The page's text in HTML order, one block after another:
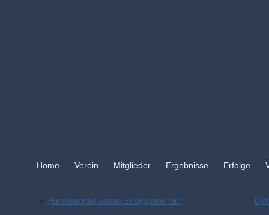
Home Verein Mitglieder Ergebnisse Erfolge
« „Hundesportler setzen Erfolgsserie fort“